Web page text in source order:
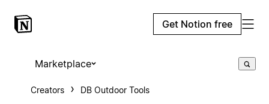
Get Notion free
Marketplace
Creators DB Outdoor Tools